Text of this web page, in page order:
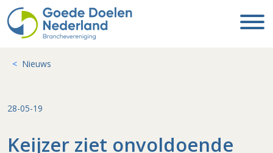
Nieuws
28-05-19
Keijzer ziet onvoldoende